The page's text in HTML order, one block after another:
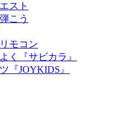
スト
こう
モコン
く『サビカラ』
『JOYKIDS』